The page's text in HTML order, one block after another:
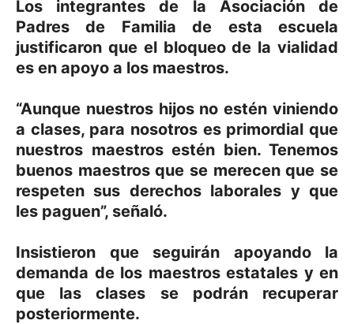
Los integrantes de la Asociación de
Padres de Familia de esta escuela
justificaron que el bloqueo de la vialidad
es en apoyo a los maestros.
“Aunque nuestros hijos no estén viniendo
a clases, para nosotros es primordial que
nuestros maestros estén bien. Tenemos
buenos maestros que se merecen que se
respeten sus derechos laborales y que
les paguen”, señaló.
Insistieron que seguirán apoyando la
demanda de los maestros estatales y en
que las clases se podrán recuperar
posteriormente.